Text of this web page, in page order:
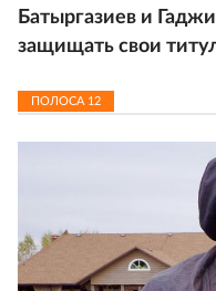
Батыргазиев и
защищать свои
ПОЛОСА 12